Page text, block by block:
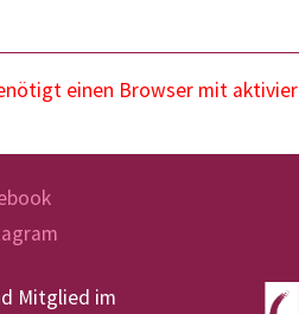
einen Browser mit
Mitglied im